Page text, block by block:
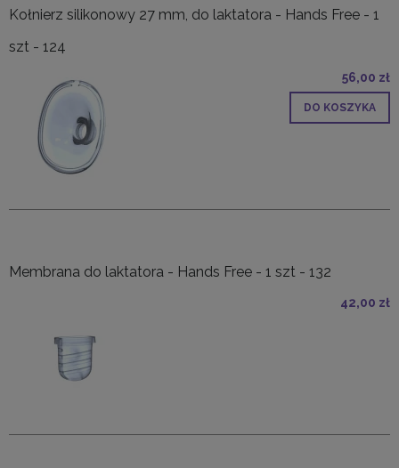
Kołnierz silikonowy 27 mm, do laktatora - Hands Free - 1
szt - 124
56,00 zł
DO KOSZYKA
Membrana do laktatora - Hands Free - 1 szt - 132
42,00 zł